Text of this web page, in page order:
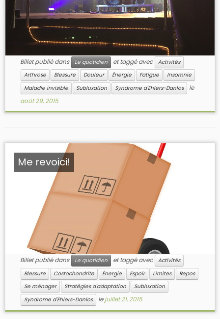
Billet publié dans Le quotidien et taggé avec
Activités
Arthrose
Blessure Douleur Énergie Fatigue
Insomnie
Maladie invisible
Subluxation Syndrome d'Ehlers-Danlos
le
août 29, 2015
Me revoici!
Billet publié dans Le quotidien et taggé avec
Activités
Blessure
Costochondrite Énergie Espoir Limites
Repos
Se ménager
Stratégies d'adaptation
Subluxation
Syndrome d'Ehlers-Danlos
lejuillet 21, 2015